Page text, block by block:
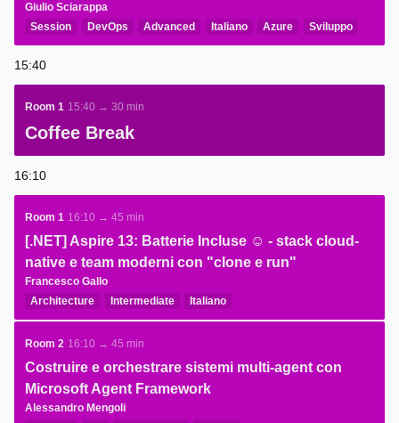
Giulio Sciarappa
Session
DevOps Advanced Italiano Azure Sviluppo
15:40
Room 1 15:40 → 30 min
Coffee Break
16:10
Room 1 16:10 → 45 min
[.NET] Aspire 13: Batterie Incluse ☺ - stack cloud-
native e team moderni con "clone e run"
Francesco Gallo
Architecture
Intermediate Italiano
Room 2 16:10 → 45 min
Costruire e orchestrare sistemi multi-agent con
Microsoft Agent Framework
Alessandro Mengoli